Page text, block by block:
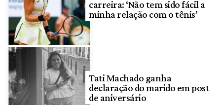
carreira: ‘Não tem sido fácil a
minha relação com o tênis’
Tati Machado ganha
declaração do marido em post
de aniversário